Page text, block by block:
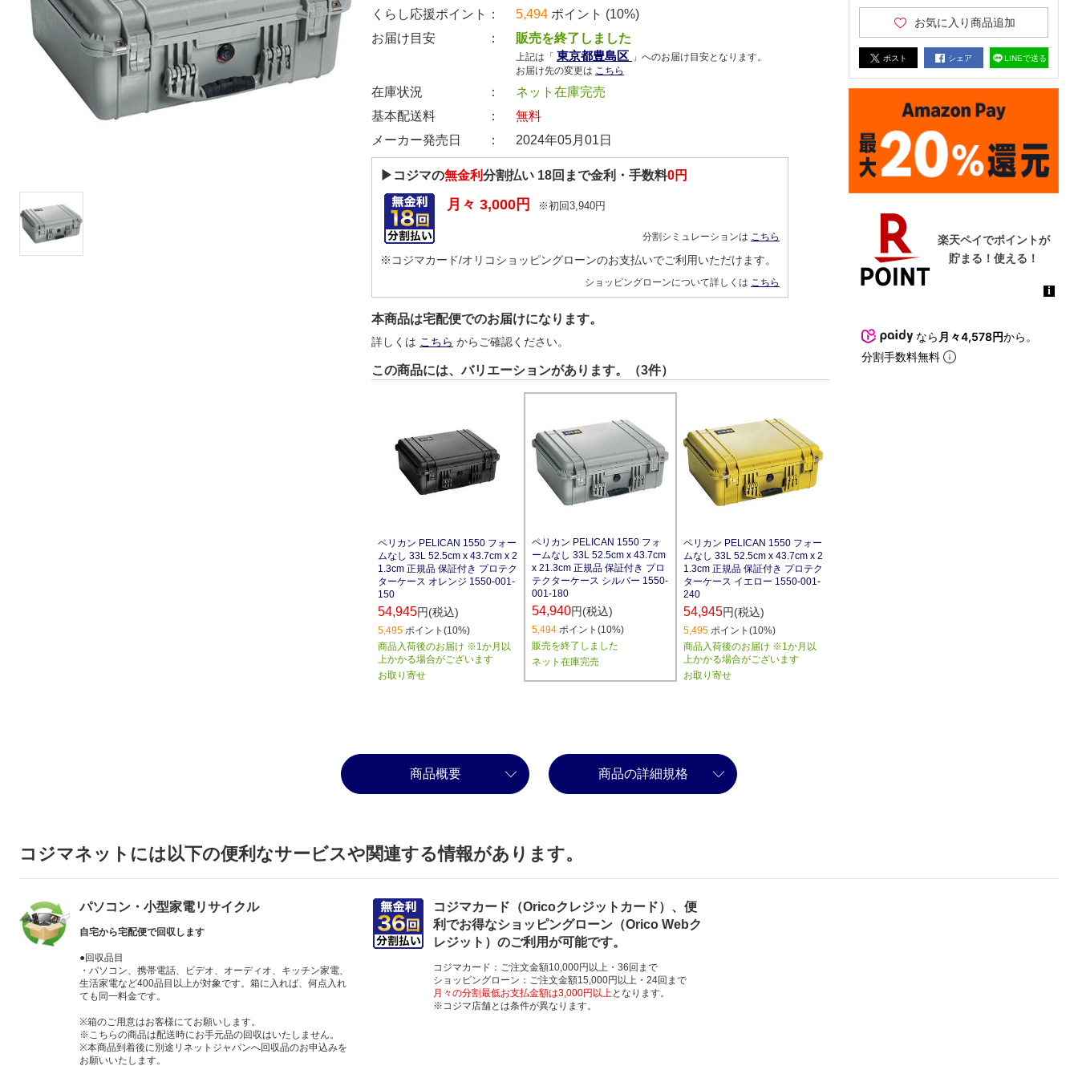
くらし応援ポイント： 5,494 ポイント (10%)
お届け目安 ：
販売を終了しました
上記は「 東京都豊島区 」へのお届け目安となります。
お届け先の変更は こちら
在庫状況 ：
ネット在庫完売
基本配送料 ：
無料
メーカー発売日 ：
2024年05月01日
▶コジマの無金利分割払い 18回まで金利・手数料0円
月々 3,000 円 ※初回3,940円
分割シミュレーションは こちら
※コジマカード/オリコショッピングローンのお支払いでご利用いただけます。
ショッピングローンについて詳しくは こちら
本商品は宅配便でのお届けになります。
詳しくは こちら からご確認ください。
この商品には、バリエーションがあります。（3件）
ペリカン PELICAN 1550 フォー
ムなし 33L 52.5cm x 43.7cm x 2
1.3cm 正規品 保証付き プロテク
ターケース オレンジ 1550-001-
150
54,945円(税込)
5,495 ポイント(10%)
商品入荷後のお届け ※1か月以
上かかる場合がございます
お取り寄せ
ペリカン PELICAN 1550 フォ
ームなし 33L 52.5cm x 43.7cm
x 21.3cm 正規品 保証付き プロ
テクターケース シルバー 1550-
001-180
54,940円(税込)
5,494 ポイント(10%)
販売を終了しました
ネット在庫完売
ペリカン PELICAN 1550 フォー
ムなし 33L 52.5cm x 43.7cm x 2
1.3cm 正規品 保証付き プロテク
ターケース イエロー 1550-001-
240
54,945円(税込)
5,495 ポイント(10%)
商品入荷後のお届け ※1か月以
上かかる場合がございます
お取り寄せ
お気に入り商品追加
ポスト シェア LINEで送る
なら 月々4,578円から。
分割手数料無料
商品概要 商品の詳細規格
コジマネットには以下の便利なサービスや関連する情報があります。
パソコン・小型家電リサイクル
自宅から宅配便で回収します
●回収品目
・パソコン、携帯電話、ビデオ、オーディオ、キッチン家電、
生活家電など400品目以上が対象です。箱に入れば、何点入れ
ても同一料金です。
※箱のご用意はお客様にてお願いします。
※こちらの商品は配送時にお手元品の回収はいたしません。
※本商品到着後に別途リネットジャパンへ回収品のお申込みを
お願いいたします。
コジマカード（Oricoクレジットカード）、便
利でお得なショッピングローン（Orico Webク
レジット）のご利用が可能です。
コジマカード：ご注文金額10,000円以上・36回まで
ショッピングローン：ご注文金額15,000円以上・24回まで
月々の分割最低お支払金額は3,000円以上となります。
※コジマ店舗とは条件が異なります。